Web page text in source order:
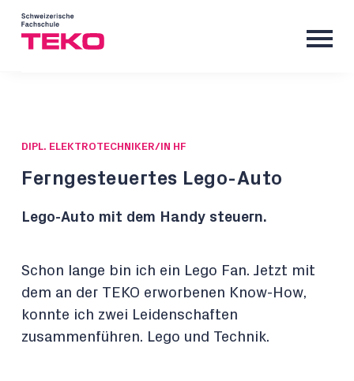
DIPL. ELEKTROTECHNIKER/IN HF
Ferngesteuertes Lego-Auto
Lego-Auto mit dem Handy steuern.
Schon lange bin ich ein Lego Fan. Jetzt mit
dem an der TEKO erworbenen Know-How,
konnte ich zwei Leidenschaften
zusammenführen. Lego und Technik.